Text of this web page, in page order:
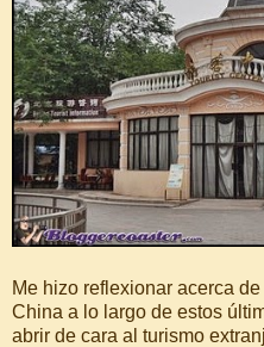
Me hizo reflexionar acerca
China a lo largo de estos
abrir de cara al turismo